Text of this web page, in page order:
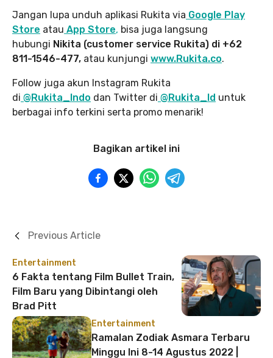
Jangan lupa unduh aplikasi Rukita via Google Play
Store atau App Store, bisa juga langsung
hubungi Nikita (customer service Rukita) di +62
811-1546-477, atau kunjungi www.Rukita.co.
Follow juga akun Instagram Rukita
di @Rukita_Indo dan Twitter di @Rukita_Id untuk
berbagai info terkini serta promo menarik!
Bagikan artikel ini
Entertainment
6 Fakta tentang Film Bullet Train,
Film Baru yang Dibintangi oleh
Brad Pitt
Previous Article
Entertainment
Ramalan Zodiak Asmara Terbaru
Minggu Ini 8-14 Agustus 2022 |